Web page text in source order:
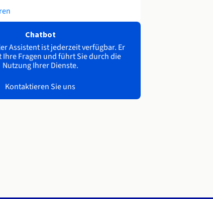
Chatbot
Assistent ist jederzeit verfügbar. Er
Fragen und führt Sie durch die
Nutzung Ihrer Dienste.
Kontaktieren Sie uns